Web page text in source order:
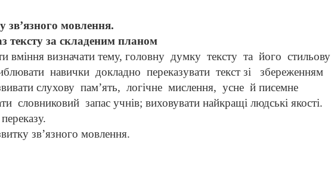
зв’язного мовлення.
тексту за складеним планом
вміння визначати тему, головну думку тексту та його стильову
навички докладно переказувати текст зі
збереженням
слухову пам’ять, логічне мислення, усне й писемне
словниковий запас учнів; виховувати найкращі людські якості.
переказу.
зв’язного мовлення.